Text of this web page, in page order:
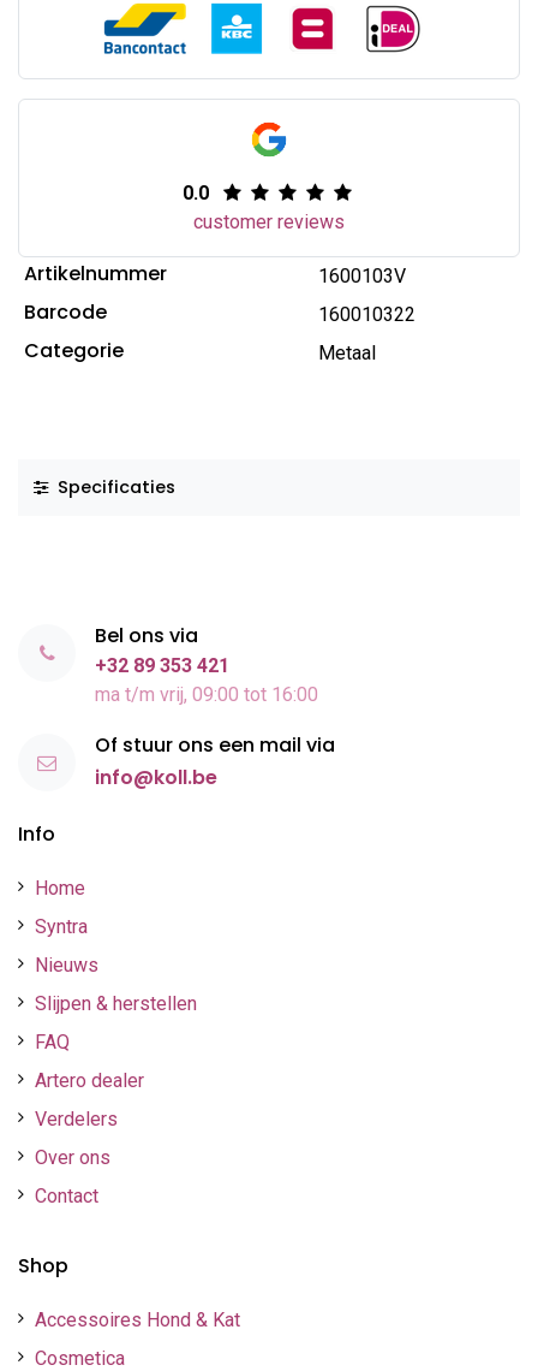
0.0
customer reviews
Artikelnummer 1600103V
Barcode 160010322
Categorie Metaal
Specificaties
Info
Home
Syntra
Nieuws
Slijpen & herstellen
FAQ
Artero dealer
Verdelers
Over ons
Contact
Shop
Accessoires Hond & Kat
Cosmetica
Bel ons via
+32 89 353 421
ma t/m vrij, 09:00 tot 16:00
Of stuur ons een mail via
info@koll.be